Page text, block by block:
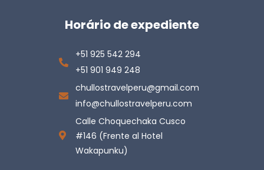
Horário de expediente
+51 925 542 294
+51 901 949 248
chullostravelperu@gmail.com
info@chullostravelperu.com
Calle Choquechaka Cusco
#146 (Frente al Hotel
Wakapunku)